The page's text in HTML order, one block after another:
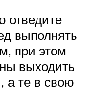
отведите
выполнять
при этом
выходить
а те в свою